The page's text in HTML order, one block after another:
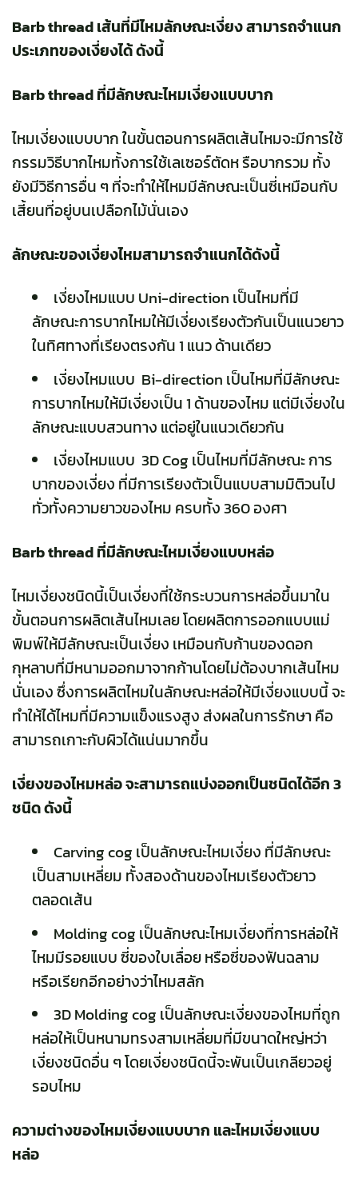
Barb thread เส้นที่มีไหมลักษณะเงี่ยง สามารถจำแนก
ประเภทของเงี่ยงได้ ดังนี้
Barb thread ที่มีลักษณะไหมเงี่ยงแบบบาก
ไหมเงี่ยงแบบบาก ในขั้นตอนการผลิตเส้นไหมจะมีการใช้
กรรมวิธีบากไหมทั้งการใช้เลเซอร์ตัดห รือบากรวม ทั้ง
ยังมีวิธีการอื่น ๆ ที่จะทำให้ไหมมีลักษณะเป็นซี่เหมือนกับ
เสี้ยนที่อยู่บนเปลือกไม้นั่นเอง
ลักษณะของเงี่ยงไหมสามารถจำแนกได้ดังนี้
เงี่ยงไหมแบบ Uni-direction เป็นไหมที่มี
ลักษณะการบากไหมให้มีเงี่ยงเรียงตัวกันเป็นแนวยาว
ในทิศทางที่เรียงตรงกัน 1 แนว ด้านเดียว
เงี่ยงไหมแบบ Bi-direction เป็นไหมที่มีลักษณะ
การบากไหมให้มีเงี่ยงเป็น 1 ด้านของไหม แต่มีเงี่ยงใน
ลักษณะแบบสวนทาง แต่อยู่ในแนวเดียวกัน
เงี่ยงไหมแบบ 3D Cog เป็นไหมที่มีลักษณะ การ
บากของเงี่ยง ที่มีการเรียงตัวเป็นแบบสามมิติวนไป
ทั่วทั้งความยาวของไหม ครบทั้ง 360 องศา
Barb thread ที่มีลักษณะไหมเงี่ยงแบบหล่อ
ไหมเงี่ยงชนิดนี้เป็นเงี่ยงที่ใช้กระบวนการหล่อขึ้นมาใน
ขั้นตอนการผลิตเส้นไหมเลย โดยผลิตการออกแบบแม่
พิมพ์ให้มีลักษณะเป็นเงี่ยง เหมือนกับก้านของดอก
กุหลาบที่มีหนามออกมาจากก้านโดยไม่ต้องบากเส้นไหม
นั่นเอง ซึ่งการผลิตไหมในลักษณะหล่อให้มีเงี่ยงแบบนี้ จะ
ทำให้ได้ไหมที่มีความแข็งแรงสูง ส่งผลในการรักษา คือ
สามารถเกาะกับผิวได้แน่นมากขึ้น
เงี่ยงของไหมหล่อ จะสามารถแบ่งออกเป็นชนิดได้อีก 3
ชนิด ดังนี้
Carving cog เป็นลักษณะไหมเงี่ยง ที่มีลักษณะ
เป็นสามเหลี่ยม ทั้งสองด้านของไหมเรียงตัวยาว
ตลอดเส้น
Molding cog เป็นลักษณะไหมเงี่ยงที่การหล่อให้
ไหมมีรอยแบบ ซี่ของใบเลื่อย หรือซี่ของฟันฉลาม
หรือเรียกอีกอย่างว่าไหมสลัก
3D Molding cog เป็นลักษณะเงี่ยงของไหมที่ถูก
หล่อให้เป็นหนามทรงสามเหลี่ยมที่มีขนาดใหญ่หว่า
เงี่ยงชนิดอื่น ๆ โดยเงี่ยงชนิดนี้จะพันเป็นเกลียวอยู่
รอบไหม
ความต่างของไหมเงี่ยงแบบบาก และไหมเงี่ยงแบบ
หล่อ